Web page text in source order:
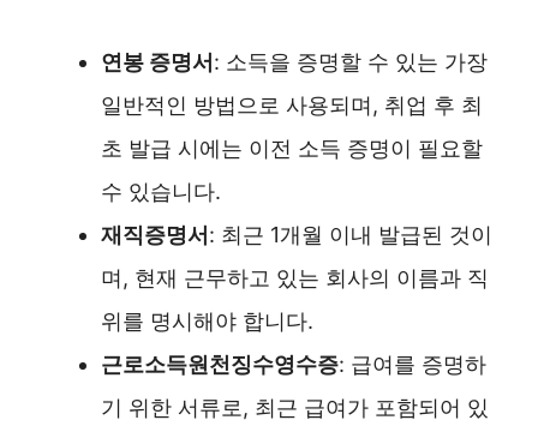
연봉 증명서: 소득을 증명할 수 있는 가장
일반적인 방법으로 사용되며, 취업 후 최
초 발급 시에는 이전 소득 증명이 필요할
수 있습니다.
재직증명서: 최근 1개월 이내 발급된 것이
며, 현재 근무하고 있는 회사의 이름과 직
위를 명시해야 합니다.
근로소득원천징수영수증: 급여를 증명하
기 위한 서류로, 최근 급여가 포함되어 있